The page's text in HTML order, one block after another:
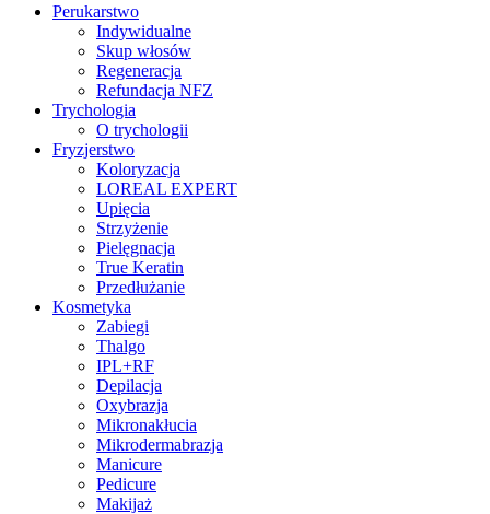
Perukarstwo
Indywidualne
Skup włosów
Regeneracja
Refundacja NFZ
Trychologia
O trychologii
Fryzjerstwo
Koloryzacja
LOREAL EXPERT
Upięcia
Strzyżenie
Pielęgnacja
True Keratin
Przedłużanie
Kosmetyka
Zabiegi
Thalgo
IPL+RF
Depilacja
Oxybrazja
Mikronakłucia
Mikrodermabrazja
Manicure
Pedicure
Makijaż